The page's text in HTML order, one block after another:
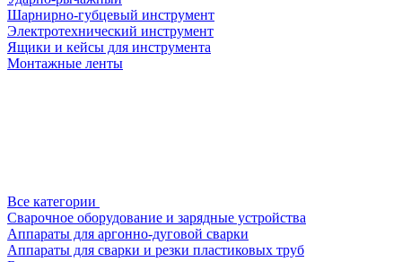
Шарнирно-губцевый инструмент
Электротехнический инструмент
Ящики и кейсы для инструмента
Монтажные ленты
Все категории
Сварочное оборудование и зарядные устройства
Аппараты для аргонно-дуговой сварки
Аппараты для сварки и резки пластиковых труб